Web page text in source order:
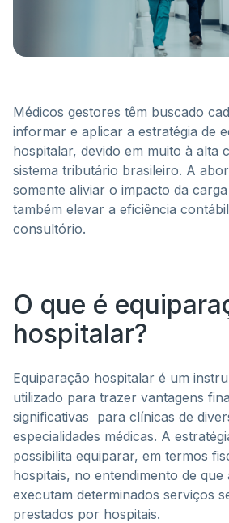
Médicos gestores têm buscado
informar e aplicar a estratégia de
hospitalar, devido em muito à alta
sistema tributário brasileiro. A
somente aliviar o impacto da
também elevar a eficiência
consultório.
O que é
hospitalar?
Equiparação hospitalar é um
utilizado para trazer vantagens
significativas para clínicas de
especialidades médicas. A
possibilita equiparar, em termos
hospitais, no entendimento de que
executam determinados serviços
prestados por hospitais.